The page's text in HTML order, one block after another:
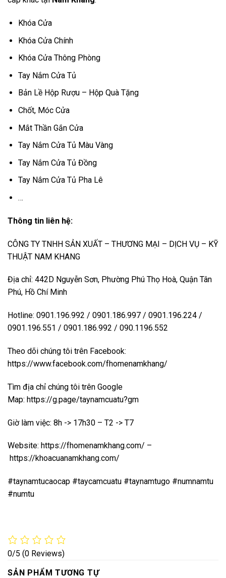
Khóa Cửa
Khóa Cửa Chính
Khóa Cửa Thông Phòng
Tay Nắm Cửa Tủ
Bản Lề Hộp Rượu – Hộp Quà Tặng
Chốt, Móc Cửa
Mắt Thần Gắn Cửa
Tay Nắm Cửa Tủ Màu Vàng
Tay Nắm Cửa Tủ Đồng
Tay Nắm Cửa Tủ Pha Lê
…
Thông tin liên hệ:
CÔNG TY TNHH SẢN XUẤT – THƯƠNG MẠI – DỊCH VỤ – KỸ
THUẬT NAM KHANG
Địa chỉ: 442D Nguyễn Sơn, Phường Phú Thọ Hoà, Quận Tân
Phú, Hồ Chí Minh
Hotline: 0901.196.992 / 0901.186.997 / 0901.196.224 /
0901.196.551 / 0901.186.992 / 090.1196.552
Theo dõi chúng tôi trên Facebook:
https://www.facebook.com/fhomenamkhang/
Tìm địa chỉ chúng tôi trên Google
Map: https://g.page/taynamcuatu?gm
Giờ làm việc: 8h -> 17h30 – T2 -> T7
Website: https://fhomenamkhang.com/ –
https://khoacuanamkhang.com/
#taynamtucaocap #taycamcuatu #taynamtugo #numnamtu
#numtu
0/5 (0 Reviews)
SẢN PHẨM TƯƠNG TỰ